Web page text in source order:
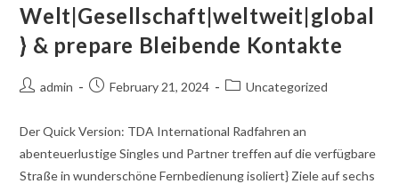
Welt|Gesellschaft|weltweit|global
} & prepare Bleibende Kontakte
admin February 21, 2024 Uncategorized
Der Quick Version: TDA International Radfahren an
abenteuerlustige Singles und Partner treffen auf die verfügbare
Straße in wunderschöne Fernbedienung isoliert} Ziele auf sechs